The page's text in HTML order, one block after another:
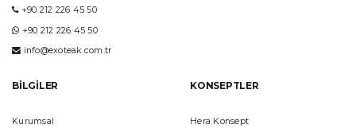
+90 212 226 45 50
+90 212 226 45 50
info@exoteak.com.tr
BILGILER
Kurumsal
KONSEPTLER
Hera Konsept